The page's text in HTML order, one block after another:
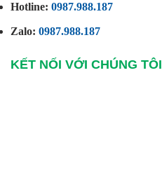
Hotline: 0987.988.187
Zalo: 0987.988.187
KẾT NỐI VỚI CHÚNG TÔI